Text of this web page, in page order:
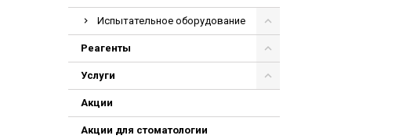
Испытательное оборудование
Реагенты
Услуги
Акции
Акции для стоматологии